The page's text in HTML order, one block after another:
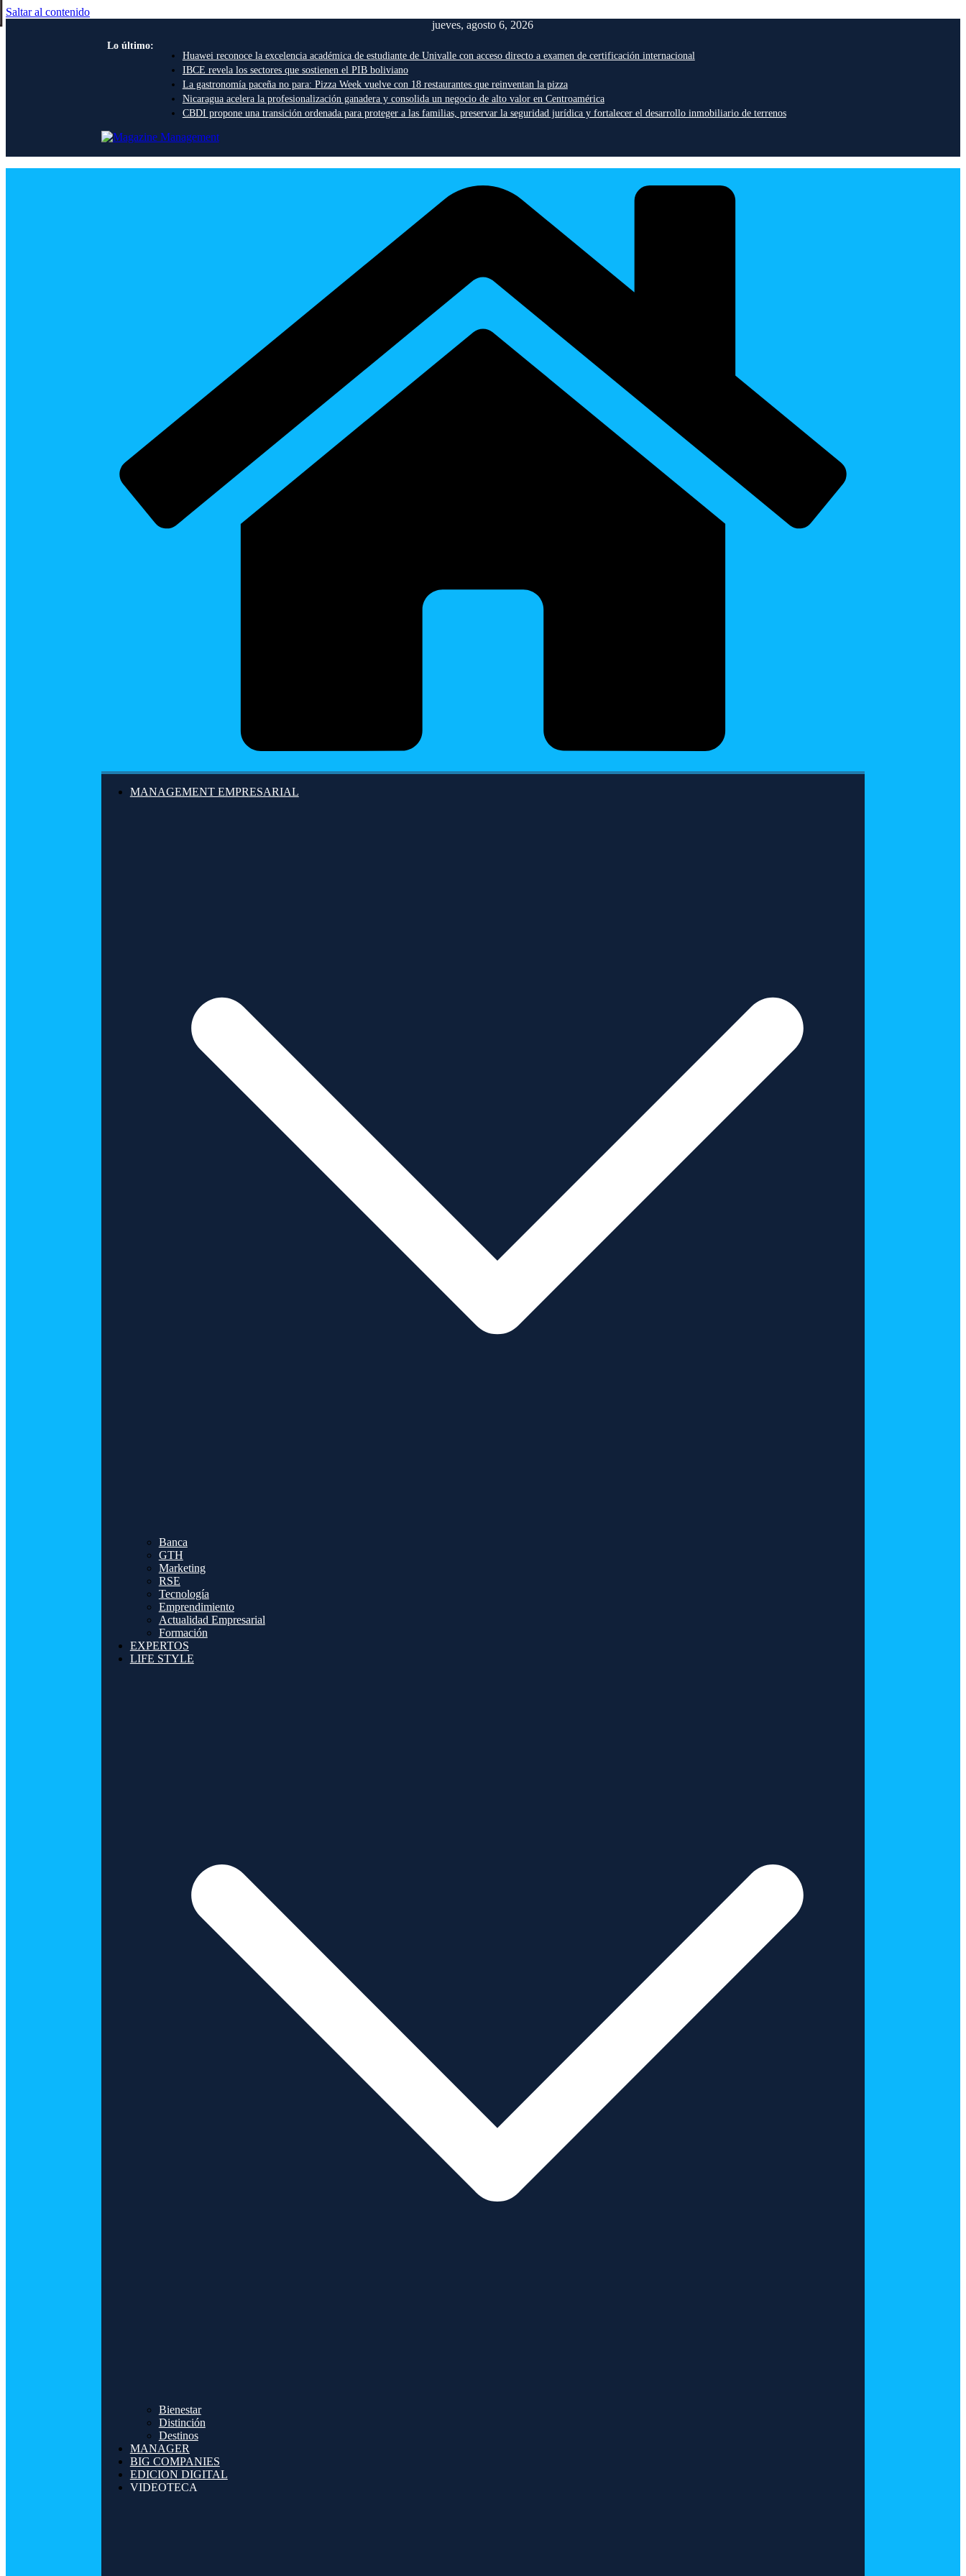
Saltar al contenido
jueves, agosto 6, 2026
Lo último:
Huawei reconoce la excelencia académica de estudiante de Univalle con acceso directo a examen de certificación internacional
IBCE revela los sectores que sostienen el PIB boliviano
La gastronomía paceña no para: Pizza Week vuelve con 18 restaurantes que reinventan la pizza
Nicaragua acelera la profesionalización ganadera y consolida un negocio de alto valor en Centroamérica
CBDI propone una transición ordenada para proteger a las familias, preservar la seguridad jurídica y fortalecer el desarrollo inmobiliario de terrenos
MANAGEMENT EMPRESARIAL
Banca
GTH
Marketing
RSE
Tecnología
Emprendimiento
Actualidad Empresarial
Formación
EXPERTOS
LIFE STYLE
Bienestar
Distinción
Destinos
MANAGER
BIG COMPANIES
EDICION DIGITAL
VIDEOTECA